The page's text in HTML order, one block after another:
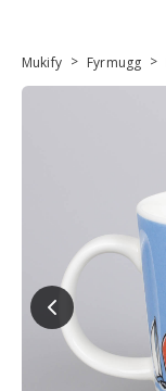
Mukify > Fyrmugg >